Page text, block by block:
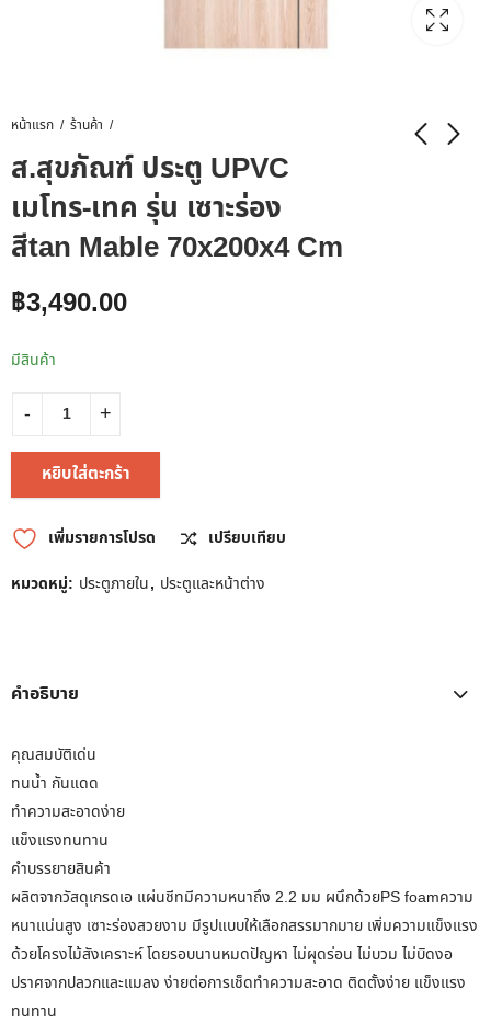
หน้าแรก ร้านค้า
ส.สุขภัณฑ์ ประตู UPVC
เมโทร-เทค รุ่น เซาะร่อง
สีtan Mable 70x200x4 Cm
฿3,490.00
มีสินค้า
หยิบใส่ตะกร้า
เพิ่มรายการโปรด
เปรียบเทียบ
หมวดหมู่: ประตูภายใน, ประตูและหน้าต่าง
คำอธิบาย
คุณสมบัติเด่น
ทนน้ำ กันแดด
ทำความสะอาดง่าย
แข็งแรงทนทาน
คำบรรยายสินค้า
ผลิตจากวัสดุเกรดเอ แผ่นชีทมีความหนาถึง 2.2 มม ผนึกด้วยPS foamความ
หนาแน่นสูง เซาะร่องสวยงาม มีรูปแบบให้เลือกสรรมากมาย เพิ่มความแข็งแรง
ด้วยโครงไม้สังเคราะห์ โดยรอบนานหมดปัญหา ไม่ผุดร่อน ไม่บวม ไม่บิดงอ
ปราศจากปลวกและแมลง ง่ายต่อการเช็ดทำความสะอาด ติดตั้งง่าย แข็งแรง
ทนทาน